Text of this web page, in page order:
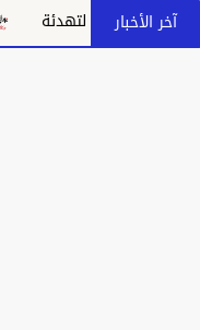
آخر الأخبارإعلام يصنع